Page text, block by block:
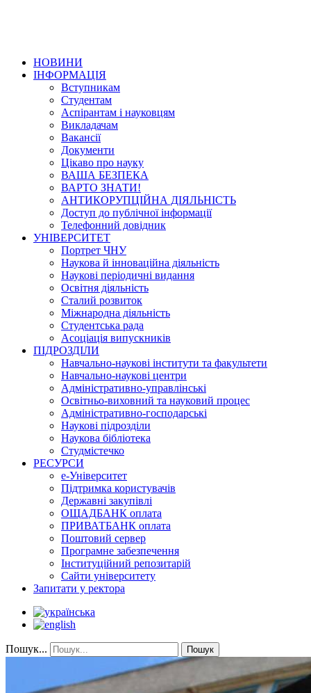
НОВИНИ
ІНФОРМАЦІЯ
Вступникам
Студентам
Аспірантам і науковцям
Викладачам
Вакансії
Документи
Цікаво про науку
ВАША БЕЗПЕКА
ВАРТО ЗНАТИ!
АНТИКОРУПЦІЙНА ДІЯЛЬНІСТЬ
Доступ до публічної інформації
Телефонний довідник
УНІВЕРСИТЕТ
Портрет ЧНУ
Наукова й інноваційна діяльність
Наукові періодичні видання
Освітня діяльність
Сталий розвиток
Міжнародна діяльність
Студентська рада
Асоціація випускників
ПІДРОЗДІЛИ
Навчально-наукові інститути та факультети
Навчально-наукові центри
Адміністративно-управлінські
Освітньо-виховний та науковий процес
Адміністративно-господарські
Наукові підрозділи
Наукова бібліотека
Студмістечко
РЕСУРСИ
е-Університет
Підтримка користувачів
Державні закупівлі
ОЩАДБАНК оплата
ПРИВАТБАНК оплата
Поштовий сервер
Програмне забезпечення
Інституційний репозитарій
Сайти університету
Запитати у ректора
Пошук... Пошук